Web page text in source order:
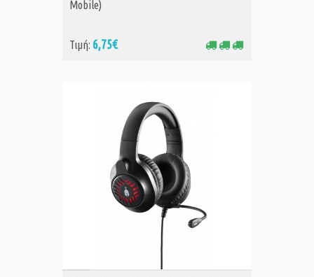
Mobile)
Τιμή: 6,75€